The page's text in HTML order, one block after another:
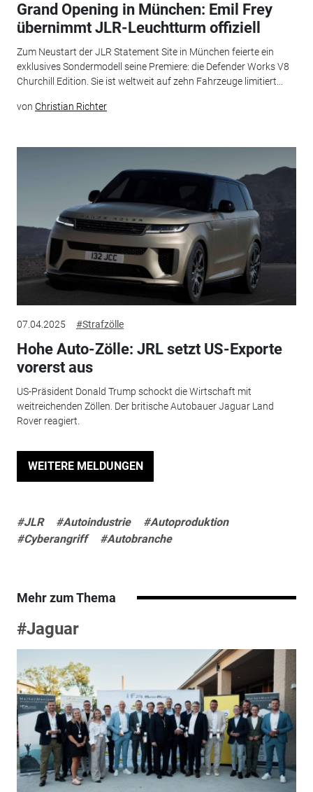
Grand Opening in München: Emil Frey
übernimmt JLR-Leuchtturm offiziell
Zum Neustart der JLR Statement Site in München feierte ein
exklusives Sondermodell seine Premiere: die Defender Works V8
Churchill Edition. Sie ist weltweit auf zehn Fahrzeuge limitiert...
von Christian Richter
07.04.2025 #Strafzölle
Hohe Auto-Zölle: JRL setzt US-Exporte
vorerst aus
US-Präsident Donald Trump schockt die Wirtschaft mit
weitreichenden Zöllen. Der britische Autobauer Jaguar Land
Rover reagiert.
WEITERE MELDUNGEN
#JLR #Autoindustrie
#Autoproduktion
#Cyberangriff
#Autobranche
Mehr zum Thema
#Jaguar